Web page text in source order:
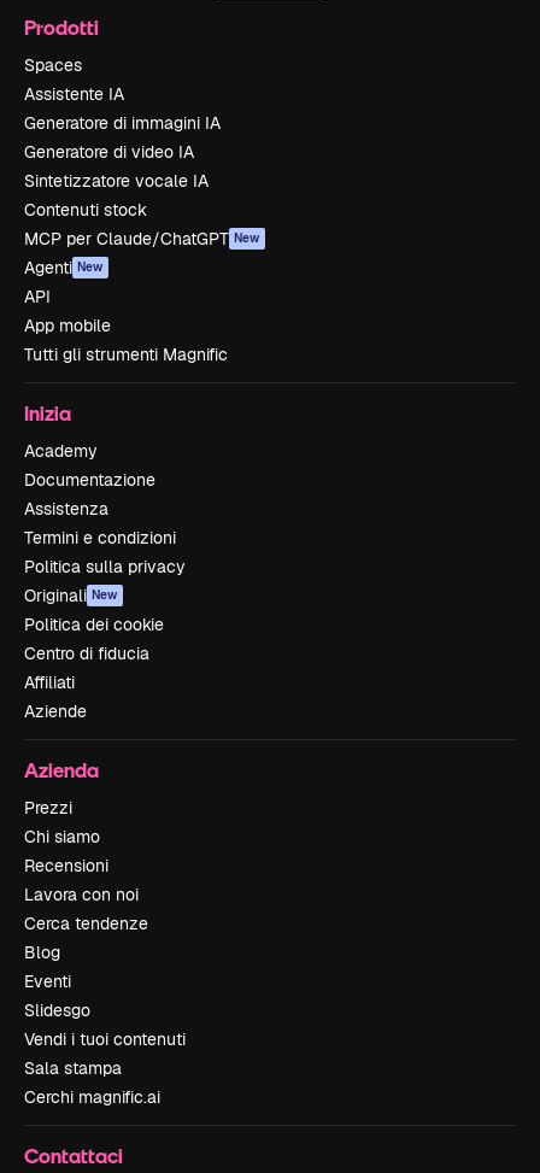
Prodotti
Spaces
Assistente IA
Generatore di immagini IA
Generatore di video IA
Sintetizzatore vocale IA
Contenuti stock
MCP per Claude/ChatGPT New
Agenti New
API
App mobile
Tutti gli strumenti Magnific
Inizia
Academy
Documentazione
Assistenza
Termini e condizioni
Politica sulla privacy
Originali New
Politica dei cookie
Centro di fiducia
Affiliati
Aziende
Azienda
Prezzi
Chi siamo
Recensioni
Lavora con noi
Cerca tendenze
Blog
Eventi
Slidesgo
Vendi i tuoi contenuti
Sala stampa
Cerchi magnific.ai
Contattaci